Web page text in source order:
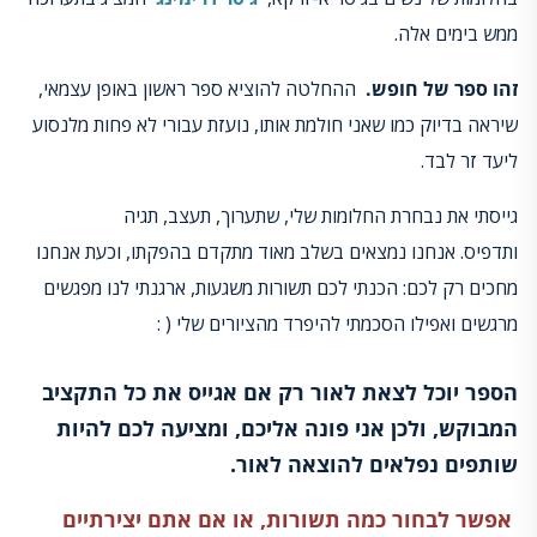
ממש בימים אלה.
זהו ספר של חופש. ההחלטה להוציא ספר ראשון באופן עצמאי,
שיראה בדיוק כמו שאני חולמת אותו, נועזת עבורי לא פחות מלנסוע
ליעד זר לבד.
גייסתי את נבחרת החלומות שלי, שתערוך, תעצב, תגיה
ותדפיס. אנחנו נמצאים בשלב מאוד מתקדם בהפקתו, וכעת אנחנו
מחכים רק לכם: הכנתי לכם תשורות משגעות, ארגנתי לנו מפגשים
מרגשים ואפילו הסכמתי להיפרד מהציורים שלי ( :
הספר יוכל לצאת לאור רק אם אגייס את כל התקציב
המבוקש, ולכן אני פונה אליכם, ומציעה לכם להיות
שותפים נפלאים להוצאה לאור.
אפשר לבחור כמה תשורות, או אם אתם יצירתיים